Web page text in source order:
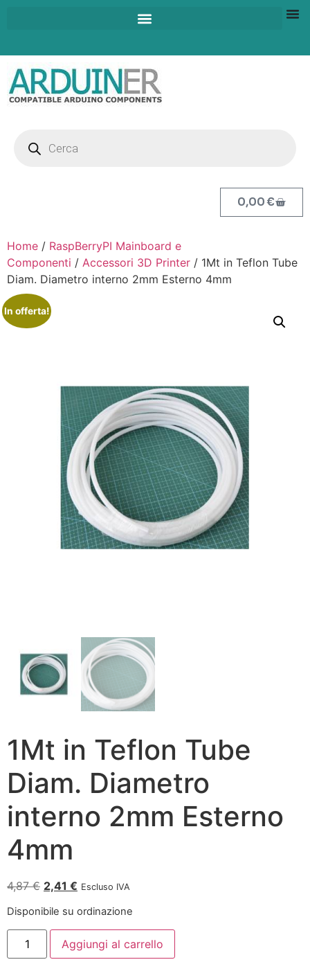
0,00€
Home / RaspBerryPI Mainboard e
Componenti / Accessori 3D Printer / 1Mt in Teflon Tube
Diam. Diametro interno 2mm Esterno 4mm
In offerta!
1Mt in Teflon Tube
Diam. Diametro
interno 2mm Esterno
4mm
4,87€ 2,41 € Escluso IVA
Disponibile su ordinazione
Aggiungi al carrello